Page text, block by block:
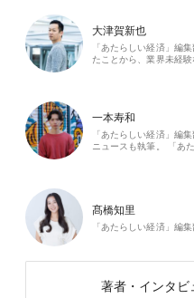
大津賀新也
「あたらしい経済」編
たことから、業界未経
一本寿和
「あたらしい経済」編
ニュースも執筆。 「あ
髙橋知里
「あたらしい経済」編
著者・インタビ